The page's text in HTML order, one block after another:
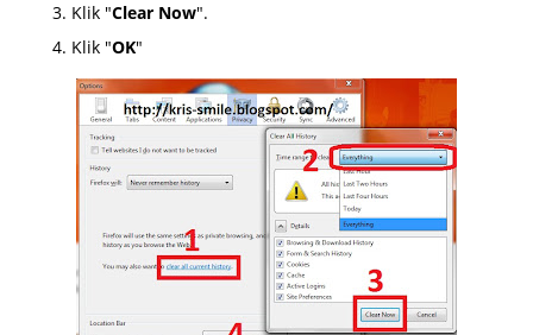
Klik "Clear Now".
Klik "OK"